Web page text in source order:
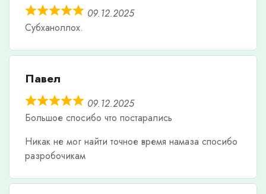
09.12.2025
Субханоллох.
Павел
09.12.2025
Большое спосибо что постарались
Никак не мог найти точное время намаза спосибо
разробочикам